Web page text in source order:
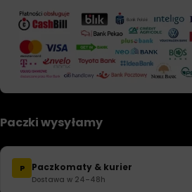
Paczki wysyłamy
P Paczkomaty & kurier
Dostawa w 24–48h